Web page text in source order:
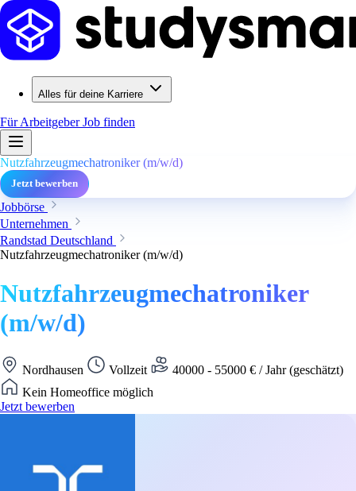
Alles für deine Karriere
Für ArbeitgeberJob finden
Nutzfahrzeugmechatroniker (m/w/d)
Jetzt bewerben
Jobbörse
Unternehmen
Randstad Deutschland
Nutzfahrzeugmechatroniker (m/w/d)
Nutzfahrzeugmechatroniker
(m/w/d)
Nordhausen Vollzeit
40000 - 55000 € / Jahr (geschätzt)
Kein Homeoffice möglich
Jetzt bewerben